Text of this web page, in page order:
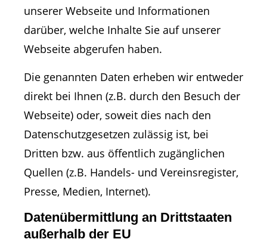
unserer Webseite und Informationen
darüber, welche Inhalte Sie auf unserer
Webseite abgerufen haben.
Die genannten Daten erheben wir entweder
direkt bei Ihnen (z.B. durch den Besuch der
Webseite) oder, soweit dies nach den
Datenschutzgesetzen zulässig ist, bei
Dritten bzw. aus öffentlich zugänglichen
Quellen (z.B. Handels- und Vereinsregister,
Presse, Medien, Internet).
Datenübermittlung an Drittstaaten
außerhalb der EU